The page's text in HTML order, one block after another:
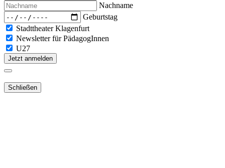
Nachname
Geburtstag
Stadttheater Klagenfurt
Newsletter für PädagogInnen
U27
Jetzt anmelden
Schließen